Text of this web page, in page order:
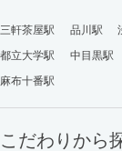
三軒茶屋駅 品川駅
都立大学駅
中目黒駅
麻布十番駅
こだわりから